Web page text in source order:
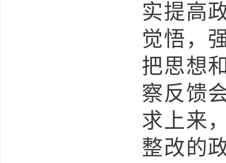
实提高
觉悟，
把思想
察反馈
求上来
整改的